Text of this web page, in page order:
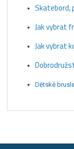
Skatebord,
Jak vybrat
Jak vybrat
Dětské